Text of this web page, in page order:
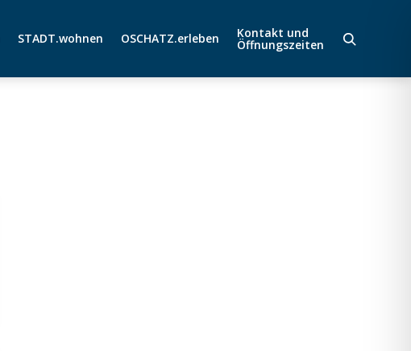
STADT.wohnen OSCHATZ.erleben Kontakt und
Öffnungszeiten